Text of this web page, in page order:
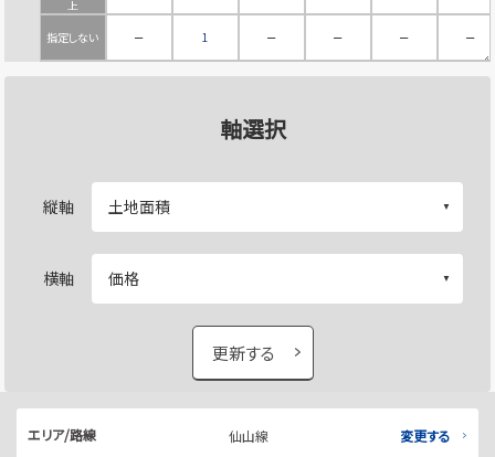
上
指定しない － 1 － － － －
軸選択
縦軸
横軸
更新する
エリア/路線 仙山線 変更する